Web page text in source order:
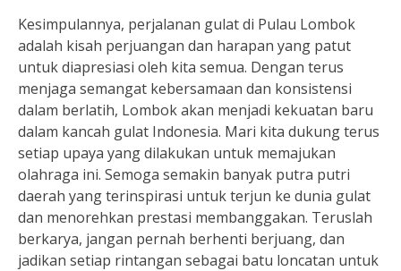
Kesimpulannya, perjalanan gulat di Pulau Lombok
adalah kisah perjuangan dan harapan yang patut
untuk diapresiasi oleh kita semua. Dengan terus
menjaga semangat kebersamaan dan konsistensi
dalam berlatih, Lombok akan menjadi kekuatan baru
dalam kancah gulat Indonesia. Mari kita dukung terus
setiap upaya yang dilakukan untuk memajukan
olahraga ini. Semoga semakin banyak putra putri
daerah yang terinspirasi untuk terjun ke dunia gulat
dan menorehkan prestasi membanggakan. Teruslah
berkarya, jangan pernah berhenti berjuang, dan
jadikan setiap rintangan sebagai batu loncatan untuk